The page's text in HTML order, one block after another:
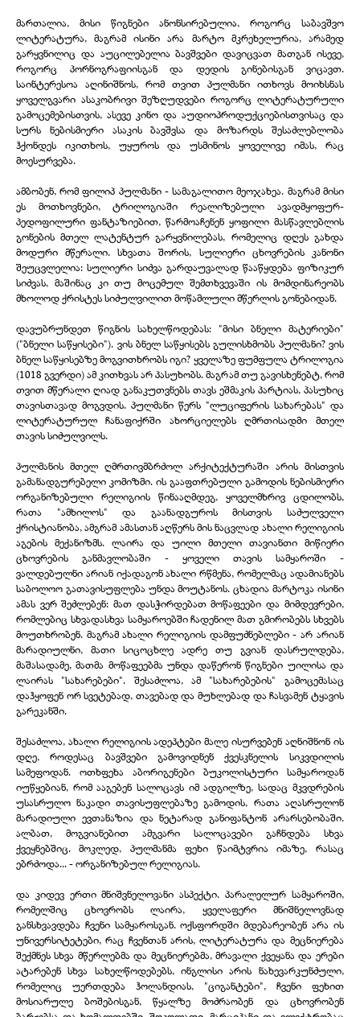
მართალია, მისი წიგნები ანონსირებულია, როგორც საბავშვო
ლიტერატურა, მაგრამ ისინი არა მარტო მკრეხელურია, არამედ
გარყვნილიც და აუცილებელია ბავშვები დავიცვათ მათგან ისევე,
როგორც პორნოგრაფიისგან და დედის გინებისგან ვიცავთ.
საინტერესოა აღინიშნოს, რომ თვით პულმანი ითხოვს მოიხსნას
ყოველგვარი ასაკობრივი შეზღუდვები როგორც ლიტერატურული
გამოცემებისთვის, ასევე კინო და აუდიოპროდუქციებისთვისაც და
სურს ნებისმიერი ასაკის ბავშვსა და მოზარდს შესაძლებლობა
ჰქონდეს იკითხოს, უყუროს და უსმინოს ყოველივე იმას, რაც
მოესურვება.
ამბობენ, რომ ფილიპ პულმანი - სამაგალითო მეოჯახეა. მაგრამ მისი
ეს მოთხოვნები, ტრილოგიაში რეალიზებული ავადმყოფურ-
პედოფილური ფანტაზიებით, წარმოაჩენენ ყოფილი მასწავლებლის
გონების მთელ ლატენტურ გარყვნილებას, რომელიც დღეს გახდა
მოდური მწერალი. სხვათა შორის, სულიერი ცხოვრების კანონი
შეუცვლელია: სულიერი სიძვა გარდაუვალად წააწყდება ფიზიკურ
სიძვას, მაშინაც კი თუ მოცემულ შემთხვევაში ის მომდინარეობს
მხოლოდ ქრისტეს სიძულვილით მოწამლული მწერლის გონებიდან.
დავუბრუნდეთ წიგნის სახელწოდებას: "მისი ბნელი მატერიები"
("ბნელი საწყისები"). ვის ბნელ საწყისებს გულისხმობს პულმანი? ვის
ბნელ საწყისებზე მოგვითხრობს იგი? ყველაზე ფუმფულა ტრილოგია
(1018 გვერდი) ამ კითხვას არ პასუხობს. მაგრამ თუ გავისხენებტ, რომ
თვით მწერალი ღიად განაკუთვნებს თავს ეშმაკის პარტიას, პასუხიც
თავისთავად მოგვდის. პულმანი წერს "ლუციფერის სახარებას" და
ლიტერატურულ ჩანაფიქრში ახორციელებს ღმრთისადმი მთელ
თავის სიძულვილს.
პულმანის მთელ ღმრთივმბრძოლ არქიტექტურაში არის მისთვის
გამანადგურებელი კომიზმი. ის გააფთრებული გამოდის ნებისმიერი
ორგანიზებული რელიგიის წინააღმდეგ, ყოველმხრივ ცდილობს,
რათა "ამხილოს" და გაანადგუროს მისთვის საძულველი
ქრისტიანობა, ამგრამ ამასთან აღწერს მის ნაცვლად ახალი რელიგიის
აგების მექანიზმს. ლაირა და უილი მთელი თავიანთი მიწიერი
ცხოვრების განმავლობაში - ყოველი თავის სამყაროში -
ვალდებულნი არიან იქადაგონ ახალი რწმენა, რომელმაც ადამიანებს
საბოლოო გათავისუფლება უნდა მოუტანოს. ცხადია მარტოკა ისინი
ამას ვერ შეძლებენ: მათ დასჭირდებათ მოწაფეები და მიმდევრები,
რომლებიც სხვადასხვა სამყაროებში ჩადენილ მათ გმირობებს სხვებს
მოუთხრობენ. მაგრამ ახალი რელიგიის დამფუძნებლები - არ არიან
მარადიულნი, მათი სიცოცხლე ადრე თუ გვიან დასრულდება,
მაშასადამე, მათმა მოწაფეებმა უნდა დაწერონ წიგნები უილისა და
ლაირას "სახარებები". შესაძლოა, ამ "სახარებების" გამოცემასაც
დაჰყოფენ ორ სვეტებად, თავებად და მუხლებად და ჩასვამენ ტყავის
გარეკანში.
შესაძლოა, ახალი რელიგიის ადეპტები მალე ისურვებენ აღნიშნონ ის
დღე, როდესაც ბავშვები გამოვიდნენ ქვესკნელის სიკვდილის
სამეფოდან. ოთხფეხა აბორიგენები ბუკოლისტური სამყაროდან
იუწყებიან, რომ ააგებენ სალოცავს იმ ადგილზე, სადაც მკვდრების
უსასრულო ნაკადი თავისუფლებაზე გამოდის, რათა აღასრულონ
მარადიული ევთანაზია და ნეტარად განიფანტონ არარსებობაში.
ალბათ, მოგვიანებით ამგვარი სალოცავები გაჩნდება სხვა
ქვეყნებშიც. მოკლედ, პულმანმა ფეხი წაიმტვრია იმაზე, რასაც
ებრძოდა... - ორგანიზებულ რელიგიას.
და კიდევ ერთი მნიშვნელოვანი ასპექტი. პარალელურ სამყაროში,
რომელშიც ცხოვრობს ლაირა, ყველაფერი მნიშნელოვნად
განსხვავდება ჩვენი სამყაროსგან. ოქსფორდში მდებარეობენ არა ის
უნივერსიტეტები, რაც ჩვენთან არის, ლიტერატურა და მეცნიერება
შექმნეს სხვა მწერლებმა და მეცნიერებმა, მრავალი ქვეყანა და ერები
ატარებენ სხვა სახელწოდებებს, ინგლისი არის ნახევარკუნძული,
რომელიც უერთდება ჰოლანდიას, "ციგანტები", ჩვენი ფეხით
მოსიარულე ბოშებისგან, წყალზე მოძრაობენ და ცხოვრობენ